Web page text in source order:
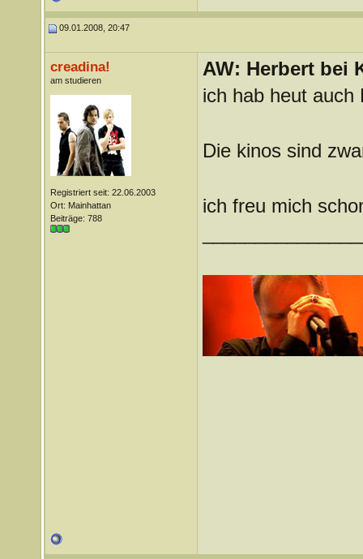
09.01.2008, 20:47
creadina!
am studieren
Registriert seit: 22.06.2003
Ort: Mainhattan
Beiträge: 788
AW: Herbert bei
ich hab heut
Die kinos sind
ich freu mich